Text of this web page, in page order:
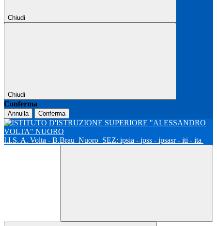
Chiudi
Chiudi
Conferma
Annulla Conferma
I.I.S. A. Volta - B.Brau Nuoro SEZ: ipsia - ipss - ipsasr - iti - ita